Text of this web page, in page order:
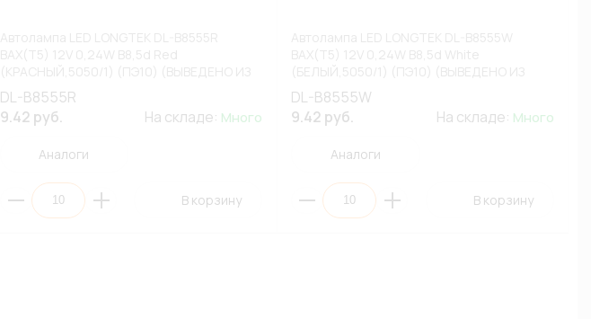
АССОРТИМЕНТ)
DL-B8555R
9.42 руб.
На складе: Много
Аналоги
В корзину
АССОРТИМЕНТА)
DL-B8555W
9.42 руб.
На складе: Много
Аналоги
В корзину